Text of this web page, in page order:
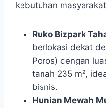
kebutuhan
Ruko Bizpark
berlokasi dekat
Poros) dengan
tanah 235 m²,
bisnis.
Hunian Mewah